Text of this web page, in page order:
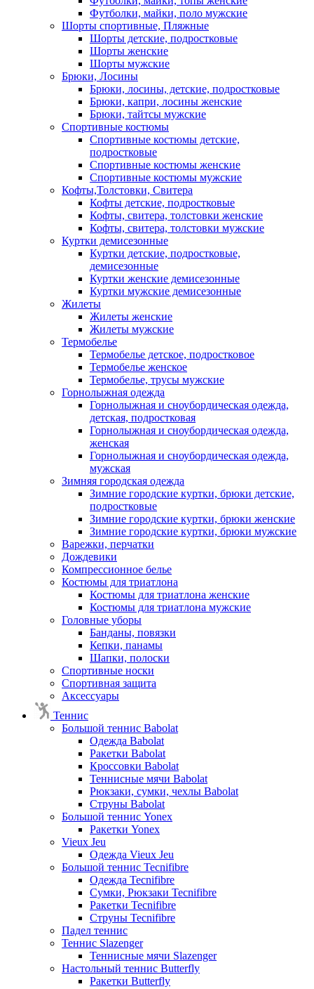
Футболки, майки, поло мужские
Шорты спортивные, Пляжные
Шорты детские, подростковые
Шорты женские
Шорты мужские
Брюки, Лосины
Брюки, лосины, детские, подростковые
Брюки, капри, лосины женские
Брюки, тайтсы мужские
Спортивные костюмы
Спортивные костюмы детские,
подростковые
Спортивные костюмы женские
Спортивные костюмы мужские
Кофты,Толстовки, Свитера
Кофты детские, подростковые
Кофты, свитера, толстовки женские
Кофты, свитера, толстовки мужские
Куртки демисезонные
Куртки детские, подростковые,
демисезонные
Куртки женские демисезонные
Куртки мужские демисезонные
Жилеты
Жилеты женские
Жилеты мужские
Термобелье
Термобелье детское, подростковое
Термобелье женское
Термобелье, трусы мужские
Горнолыжная одежда
Горнолыжная и сноубордическая одежда,
детская, подростковая
Горнолыжная и сноубордическая одежда,
женская
Горнолыжная и сноубордическая одежда,
мужская
Зимняя городская одежда
Зимние городские куртки, брюки детские,
подростковые
Зимние городские куртки, брюки женские
Зимние городские куртки, брюки мужские
Варежки, перчатки
Дождевики
Компрессионное белье
Костюмы для триатлона
Костюмы для триатлона женские
Костюмы для триатлона мужские
Головные уборы
Банданы, повязки
Кепки, панамы
Шапки, полоски
Спортивные носки
Спортивная защита
Аксессуары
Теннис
Большой теннис Babolat
Одежда Babolat
Ракетки Babolat
Кроссовки Babolat
Теннисные мячи Babolat
Рюкзаки, сумки, чехлы Babolat
Струны Babolat
Большой теннис Yonex
Ракетки Yonex
Vieux Jeu
Одежда Vieux Jeu
Большой теннис Tecnifibre
Одежда Tecnifibre
Сумки, Рюкзаки Tecnifibre
Ракетки Tecnifibre
Струны Tecnifibre
Падел теннис
Теннис Slazenger
Теннисные мячи Slazenger
Настольный теннис Butterfly
Ракетки Butterfly